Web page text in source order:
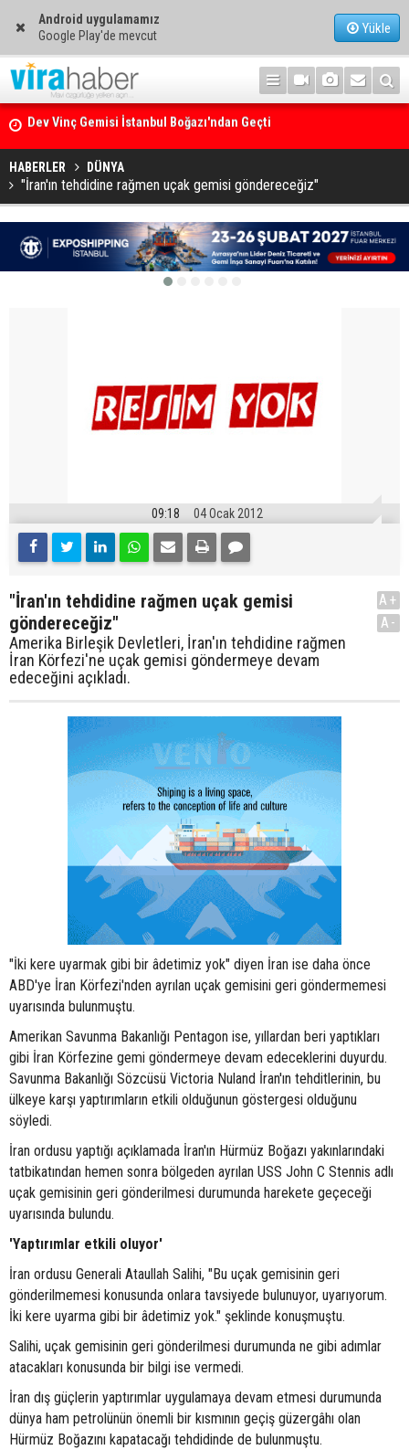
Android uygulamamız
Google Play'de mevcut
Yükle
Ege Denizi’nin En Büyük Mercan Ormanı
HABERLER DÜNYA
"İran'ın tehdidine rağmen uçak gemisi göndereceğiz"
09:18 04 Ocak 2012
"İran'ın tehdidine rağmen uçak gemisi
göndereceğiz"
Amerika Birleşik Devletleri, İran'ın tehdidine rağmen
İran Körfezi'ne uçak gemisi göndermeye devam
edeceğini açıkladı.
A+
A-
"İki kere uyarmak gibi bir âdetimiz yok" diyen İran ise daha önce
ABD'ye İran Körfezi'nden ayrılan uçak gemisini geri göndermemesi
uyarısında bulunmuştu.
Amerikan Savunma Bakanlığı Pentagon ise, yıllardan beri yaptıkları
gibi İran Körfezine gemi göndermeye devam edeceklerini duyurdu.
Savunma Bakanlığı Sözcüsü Victoria Nuland İran'ın tehditlerinin, bu
ülkeye karşı yaptırımların etkili olduğunun göstergesi olduğunu
söyledi.
İran ordusu yaptığı açıklamada İran'ın Hürmüz Boğazı yakınlarındaki
tatbikatından hemen sonra bölgeden ayrılan USS John C Stennis adlı
uçak gemisinin geri gönderilmesi durumunda harekete geçeceği
uyarısında bulundu.
'Yaptırımlar etkili oluyor'
İran ordusu Generali Ataullah Salihi, "Bu uçak gemisinin geri
gönderilmemesi konusunda onlara tavsiyede bulunuyor, uyarıyorum.
İki kere uyarma gibi bir âdetimiz yok." şeklinde konuşmuştu.
Salihi, uçak gemisinin geri gönderilmesi durumunda ne gibi adımlar
atacakları konusunda bir bilgi ise vermedi.
İran dış güçlerin yaptırımlar uygulamaya devam etmesi durumunda
dünya ham petrolünün önemli bir kısmının geçiş güzergâhı olan
Hürmüz Boğazını kapatacağı tehdidinde de bulunmuştu.